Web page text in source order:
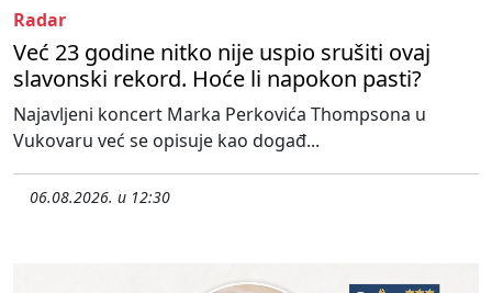
Radar
Već 23 godine nitko nije uspio srušiti ovaj
slavonski rekord. Hoće li napokon pasti?
Najavljeni koncert Marka Perkovića Thompsona u
Vukovaru već se opisuje kao događ...
06.08.2026. u 12:30